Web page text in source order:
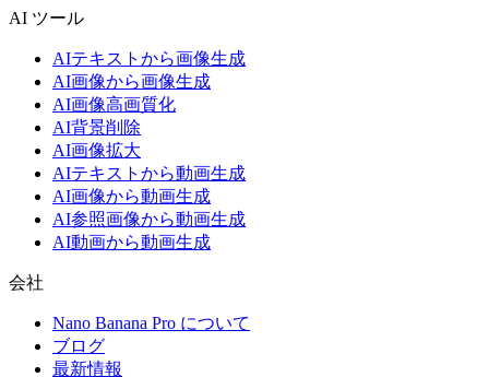
AI ツール
AIテキストから画像生成
AI画像から画像生成
AI画像高画質化
AI背景削除
AI画像拡大
AIテキストから動画生成
AI画像から動画生成
AI参照画像から動画生成
AI動画から動画生成
会社
Nano Banana Pro について
ブログ
最新情報